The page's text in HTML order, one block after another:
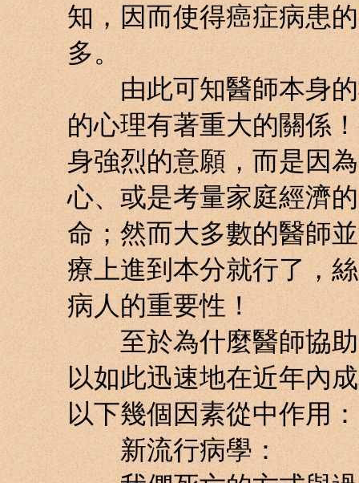
知，因而使得癌症病患
多。
由此可知醫師本身的
的心理有著重大的關係
身強烈的意願，而是因
心、或是考量家庭經濟
命；然而大多數的醫師
療上進到本分就行了，
病人的重要性！
至於為什麼醫師協助
以如此迅速地在近年內
以下幾個因素從中作用：
新流行病學：